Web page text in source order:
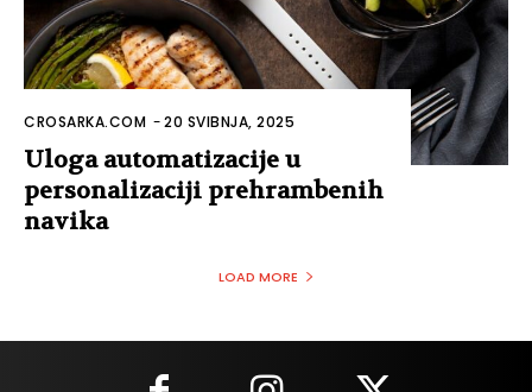
CROSARKA.COM -20 SVIBNJA, 2025
Uloga automatizacije u
personalizaciji prehrambenih
navika
LOAD MORE